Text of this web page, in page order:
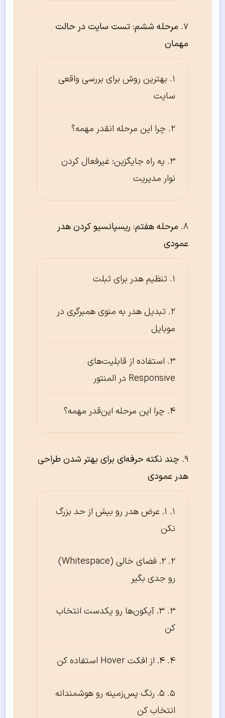
مرحله ششم: تست سایت در حالت
مهمان
بهترین روش برای بررسی واقعی
سایت
چرا این مرحله انقدر مهمه؟
یه راه جایگزین: غیرفعال کردن
نوار مدیریت
مرحله هفتم: ریسپانسیو کردن هدر
عمودی
تنظیم هدر برای تبلت
تبدیل هدر به منوی همبرگری در
موبایل
استفاده از قابلیت‌های
Responsive در المنتور
چرا این مرحله این‌قدر مهمه؟
چند نکته حرفه‌ای برای بهتر شدن طراحی
هدر عمودی
۱. عرض هدر رو بیش از حد بزرگ
نکن
۲. فضای خالی (Whitespace)
رو جدی بگیر
۳. آیکون‌ها رو یکدست انتخاب
کن
۴. از افکت Hover استفاده کن
۵. رنگ پس‌زمینه رو هوشمندانه
انتخاب کن